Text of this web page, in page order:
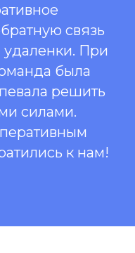
связь
При
была
решить
силами.
к нам!